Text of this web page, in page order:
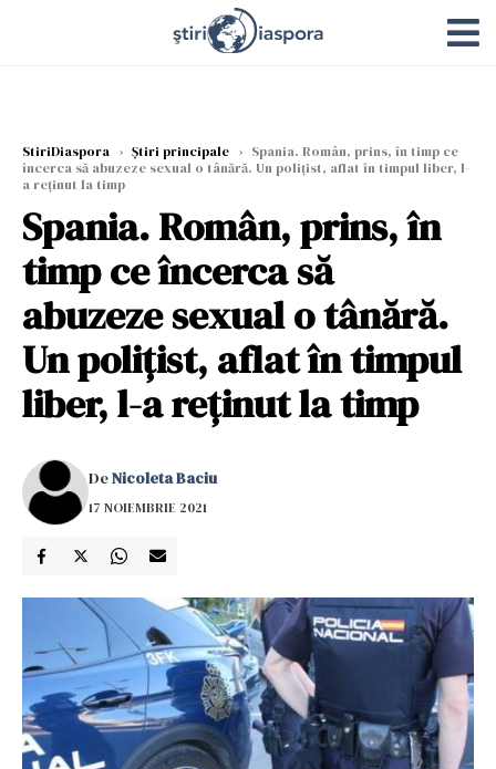
StiriDiaspora › Știri principale › Spania. Român, prins, în timp ce
încerca să abuzeze sexual o tânără. Un polițist, aflat în timpul liber, l-
a reținut la timp
Spania. Român, prins, în
timp ce încerca să
abuzeze sexual o tânără.
Un polițist, aflat în timpul
liber, l-a reținut la timp
DeNicoleta Baciu
17 NOIEMBRIE 2021